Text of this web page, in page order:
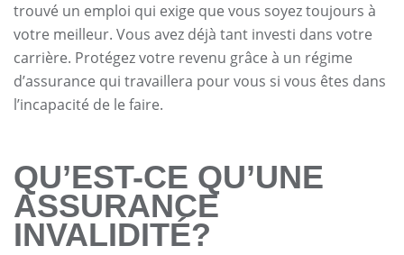
trouvé un emploi qui exige que vous soyez toujours à
votre meilleur. Vous avez déjà tant investi dans votre
carrière. Protégez votre revenu grâce à un régime
d’assurance qui travaillera pour vous si vous êtes dans
l’incapacité de le faire.
QU’EST-CE QU’UNE
ASSURANCE
INVALIDITÉ?